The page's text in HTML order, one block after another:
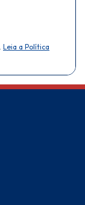
Leia a Política